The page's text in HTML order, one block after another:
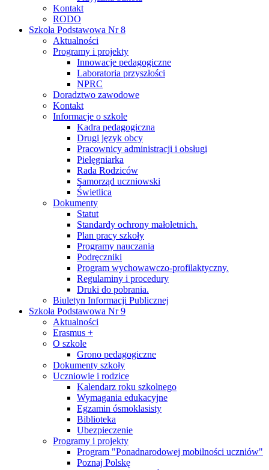
Kontakt
RODO
Szkoła Podstawowa Nr 8
Aktualności
Programy i projekty
Innowacje pedagogiczne
Laboratoria przyszłości
NPRC
Doradztwo zawodowe
Kontakt
Informacje o szkole
Kadra pedagogiczna
Drugi język obcy
Pracownicy administracji i obsługi
Pielęgniarka
Rada Rodziców
Samorząd uczniowski
Świetlica
Dokumenty
Statut
Standardy ochrony małoletnich.
Plan pracy szkoły
Programy nauczania
Podręczniki
Program wychowawczo-profilaktyczny.
Regulaminy i procedury
Druki do pobrania.
Biuletyn Informacji Publicznej
Szkoła Podstawowa Nr 9
Aktualności
Erasmus +
O szkole
Grono pedagogiczne
Dokumenty szkoły
Uczniowie i rodzice
Kalendarz roku szkolnego
Wymagania edukacyjne
Egzamin ósmoklasisty
Biblioteka
Ubezpieczenie
Programy i projekty
Program "Ponadnarodowej mobilności uczniów"
Poznaj Polskę